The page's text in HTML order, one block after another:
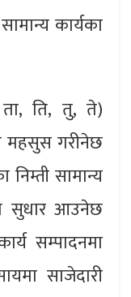
कार्यका
ति, तु, ते)
महसुस गरीनेछ
निम्ती सामान्य
सुधार आउनेछ
सम्पादनमा
साजेदारी